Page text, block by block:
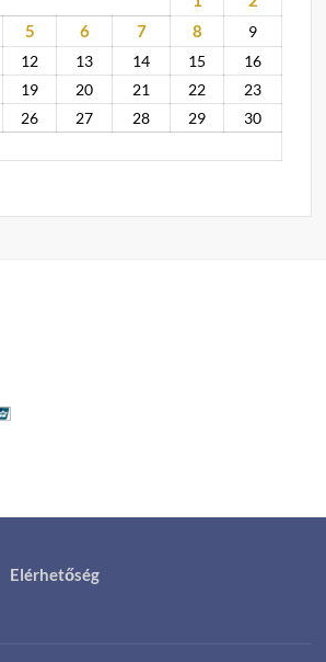
5 6 7 8
9
12 13 14 15
16
19 20 21 22
23
26 27 28 29
30
Elérhetőség